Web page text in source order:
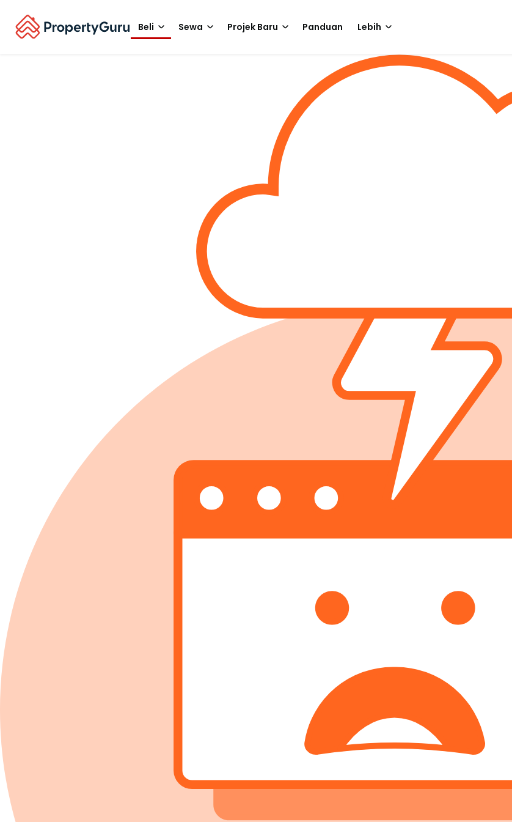
Beli Sewa Projek Baru Panduan Lebih